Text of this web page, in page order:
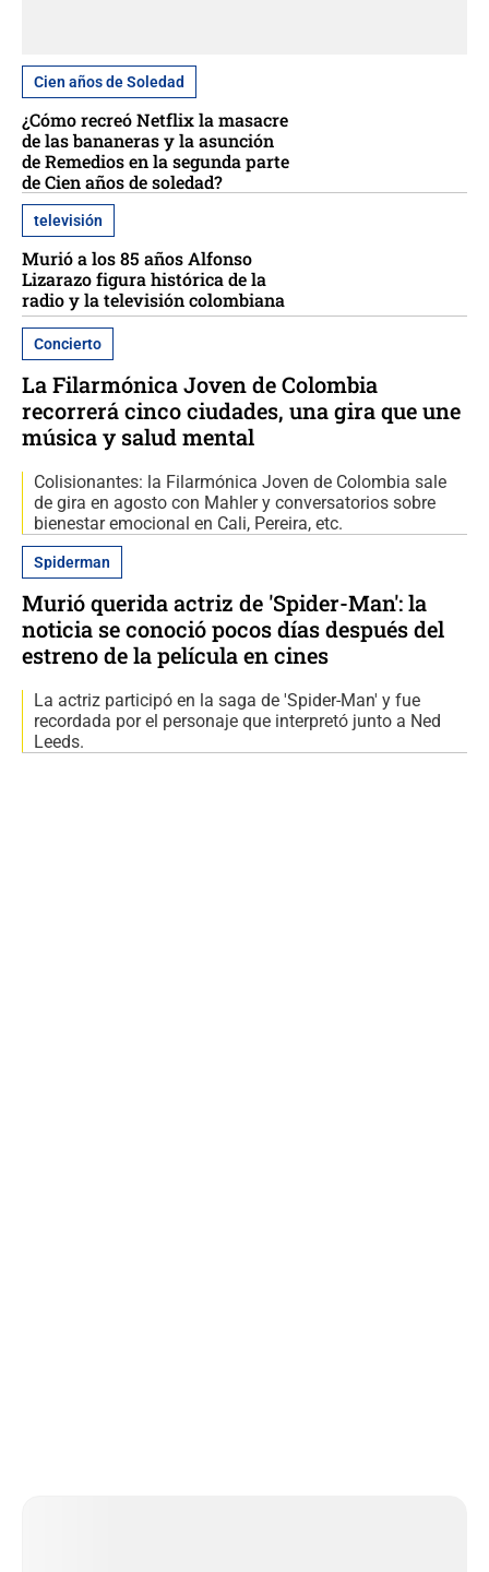
Cien años de Soledad
¿Cómo recreó Netflix la masacre
de las bananeras y la asunción
de Remedios en la segunda parte
de Cien años de soledad?
televisión
Murió a los 85 años Alfonso
Lizarazo figura histórica de la
radio y la televisión colombiana
Concierto
La Filarmónica Joven de Colombia
recorrerá cinco ciudades, una gira que une
música y salud mental
Colisionantes: la Filarmónica Joven de Colombia sale
de gira en agosto con Mahler y conversatorios sobre
bienestar emocional en Cali, Pereira, etc.
Spiderman
Murió querida actriz de 'Spider-Man': la
noticia se conoció pocos días después del
estreno de la película en cines
La actriz participó en la saga de 'Spider-Man' y fue
recordada por el personaje que interpretó junto a Ned
Leeds.